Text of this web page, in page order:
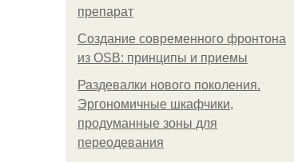
препарат
Создание современного фронтона
из OSB: принципы и приемы
Раздевалки нового поколения.
Эргономичные шкафчики,
продуманные зоны для
переодевания